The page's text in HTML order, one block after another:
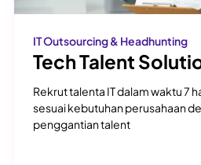
IT Outsourcing & Headhunting
Tech Talent
Rekrut talenta IT dalam waktu 7
sesuai kebutuhan perusahaan
penggantian talent